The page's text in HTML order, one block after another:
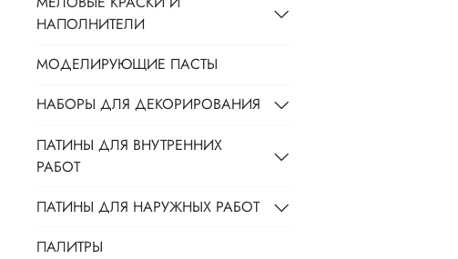
НАПОЛНИТЕЛИ
МОДЕЛИРУЮЩИЕ ПАСТЫ
НАБОРЫ ДЛЯ ДЕКОРИРОВАНИЯ
ПАТИНЫ ДЛЯ ВНУТРЕННИХ
РАБОТ
ПАТИНЫ ДЛЯ НАРУЖНЫХ РАБОТ
ПАЛИТРЫ